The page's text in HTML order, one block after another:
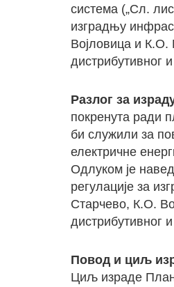
система („Сл.
изградњу
Војловица и К.О.
дистрибутивног
Разлог за
покренута ради
би служили за
електричне
Одлуком је
регулације за
Старчево, К.О.
дистрибутивног
Повод и циљ
Циљ израде